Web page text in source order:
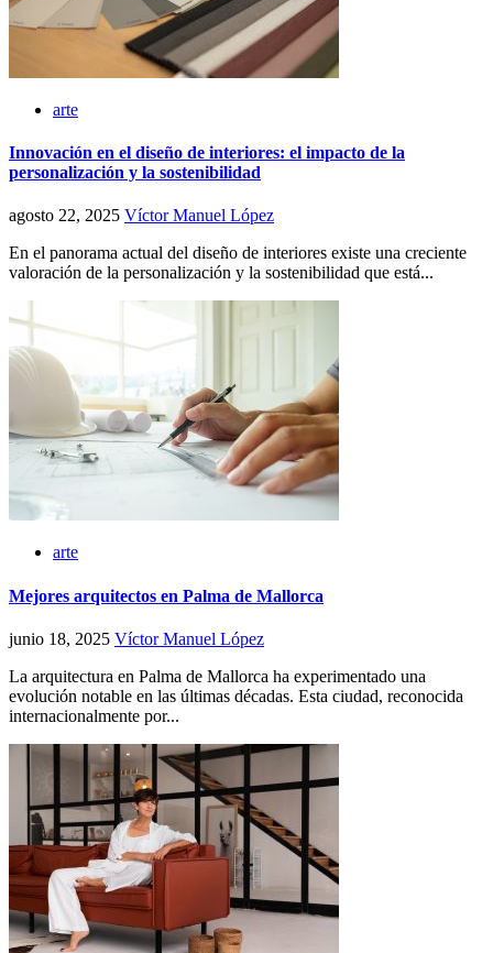
arte
Innovación en el diseño de interiores: el impacto de la
personalización y la sostenibilidad
agosto 22, 2025 Víctor Manuel López
En el panorama actual del diseño de interiores existe una creciente
valoración de la personalización y la sostenibilidad que está...
arte
Mejores arquitectos en Palma de Mallorca
junio 18, 2025 Víctor Manuel López
La arquitectura en Palma de Mallorca ha experimentado una
evolución notable en las últimas décadas. Esta ciudad, reconocida
internacionalmente por...